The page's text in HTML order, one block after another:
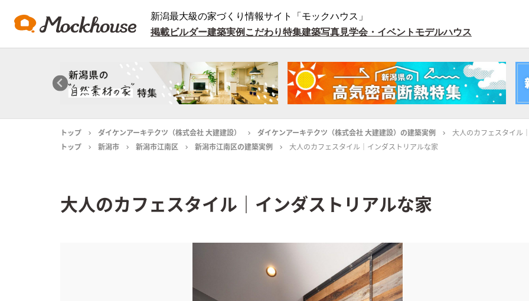
新潟最大級の家づくり情報サイト「モックハウス」
掲載ビルダー建築実例 こだわり特集建築写真見学会・イベント モデルハウス
トップ ダイケンアーキテクツ（株式会社 大建建設） ダイケンアーキテクツ（株式会社 大建建設）の建築実例
大人のカフェスタイル
トップ
新潟市 新潟市江南区 新潟市江南区の建築実例 大人のカフェスタイル｜インダストリアルな家
大人のカフェスタイル｜インダストリアルな家